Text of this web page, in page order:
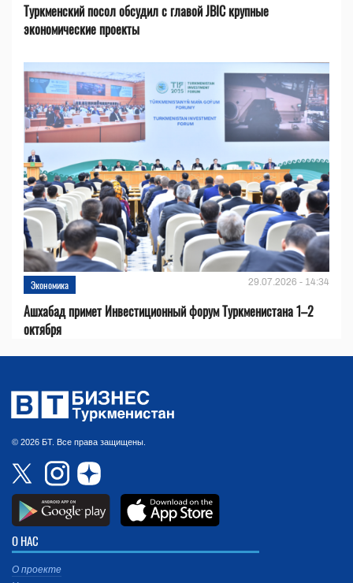
Туркменский посол обсудил с главой JBIC крупные
экономические проекты
Экономика 29.07.2026 - 14:34
Ашхабад примет Инвестиционный форум Туркменистана 1–2
октября
© 2026 БТ. Все права защищены.
О НАС
О проекте